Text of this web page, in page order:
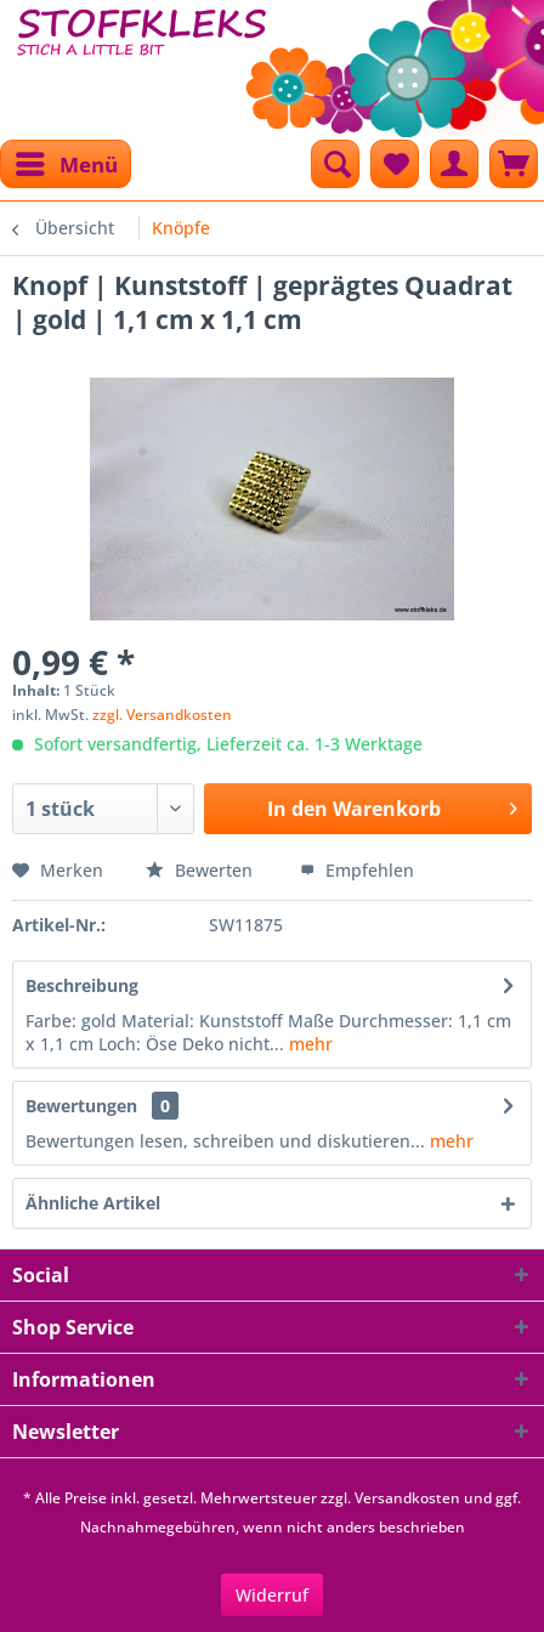
Menü
Übersicht Knöpfe
Knopf | Kunststoff | geprägtes Quadrat
| gold | 1,1 cm x 1,1 cm
0,99 € *
Inhalt: 1 Stück
inkl. MwSt.zzgl. Versandkosten
Sofort versandfertig, Lieferzeit ca. 1-3 Werktage
In den Warenkorb
Merken Bewerten Empfehlen
Artikel-Nr.: SW11875
Beschreibung
Farbe: gold Material: Kunststoff Maße Durchmesser: 1,1 cm
x 1,1 cm Loch: Öse Deko nicht... mehr
Bewertungen
0
Bewertungen lesen, schreiben und diskutieren... mehr
Ähnliche Artikel
Social
Shop Service
Informationen
Newsletter
* Alle Preise inkl. gesetzl. Mehrwertsteuer zzgl.Versandkosten und ggf.
Nachnahmegebühren, wenn nicht anders beschrieben
Widerruf